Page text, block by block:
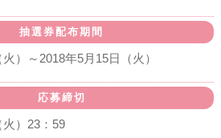
抽選券配布期間
）～2018年5月15日（火）
応募締切
火）23：59